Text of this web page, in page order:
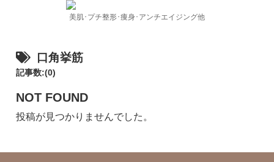
美肌･プチ整形･痩身･アンチエイジング他
口角挙筋
記事数:(0)
NOT FOUND
投稿が見つかりませんでした。